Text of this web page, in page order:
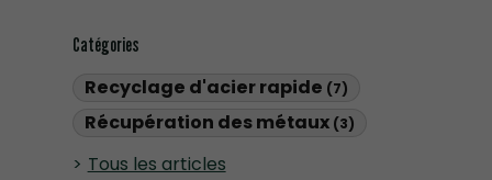
Catégories
Recyclage d'acier rapide (7)
Récupération des métaux (3)
Tous les articles